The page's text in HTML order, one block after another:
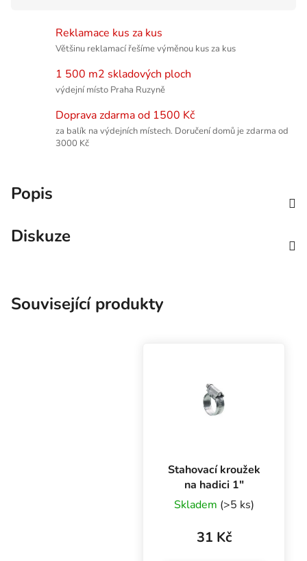
Reklamace kus za kus
Většinu reklamací řešíme výměnou kus za kus
1 500 m2 skladových ploch
výdejní místo Praha Ruzyně
Doprava zdarma od 1500 Kč
za balík na výdejních místech. Doručení domů je zdarma od
3000 Kč
Popis
Diskuze
Související produkty
Stahovací kroužek
na hadici 1″
Skladem (>5 ks)
31 Kč